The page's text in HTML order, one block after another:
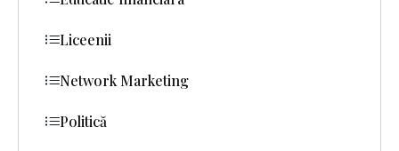
Liceenii
Network Marketing
Politică